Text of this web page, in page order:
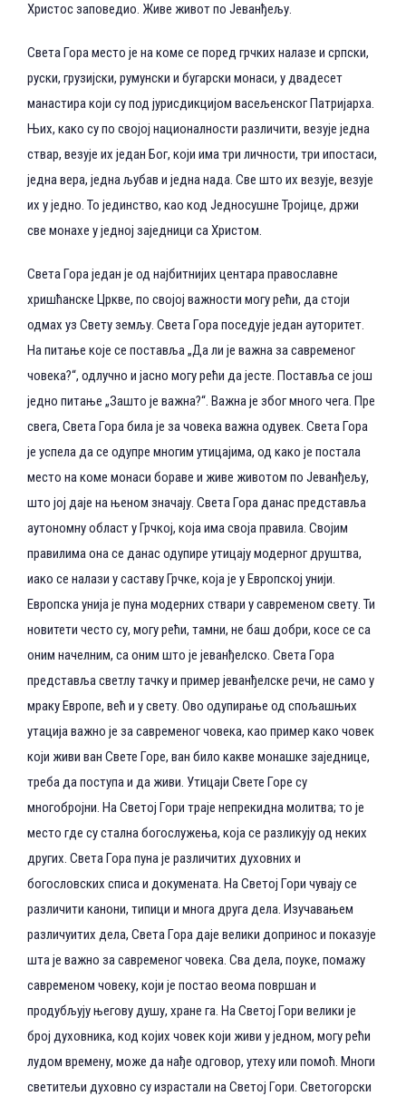
Христос заповедио. Живе живот по Јеванђељу.
Света Гора место је на коме се поред грчких налазе и српски,
руски, грузијски, румунски и бугарски монаси, у двадесет
манастира који су под јурисдикцијом васељенског Патријарха.
Њих, како су по својој националности различити, везује једна
ствар, везује их један Бог, који има три личности, три ипостаси,
једна вера, једна љубав и једна нада. Све што их везује, везује
их у једно. То јединство, као код Једносушне Тројице, држи
све монахе у једној заједници са Христом.
Света Гора један је од најбитнијих центара православне
хришћанске Цркве, по својој важности могу рећи, да стоји
одмах уз Свету земљу. Света Гора поседује један ауторитет.
На питање које се поставља „Да ли је важна за савременог
човека?“, одлучно и јасно могу рећи да јесте. Поставља се још
једно питање „Зашто је важна?“. Важна је због много чега. Пре
свега, Света Гора била је за човека важна одувек. Света Гора
је успела да се одупре многим утицајима, од како је постала
место на коме монаси бораве и живе животом по Јеванђељу,
што јој даје на њеном значају. Света Гора данас представља
аутономну област у Грчкој, која има своја правила. Својим
правилима она се данас одупире утицају модерног друштва,
иако се налази у саставу Грчке, која је у Европској унији.
Европска унија је пуна модерних ствари у савременом свету. Ти
новитети често су, могу рећи, тамни, не баш добри, косе се са
оним начелним, са оним што је јеванђелско. Света Гора
представља светлу тачку и пример јеванђелске речи, не само у
мраку Европе, већ и у свету. Ово одупирање од спољашњих
утација важно је за савременог човека, као пример како човек
који живи ван Свете Горе, ван било какве монашке заједнице,
треба да поступа и да живи. Утицаји Свете Горе су
многобројни. На Светој Гори траје непрекидна молитва; то је
место где су стална богослужења, која се разликују од неких
других. Света Гора пуна је различитих духовних и
богословских списа и докумената. На Светој Гори чувају се
различити канони, типици и многа друга дела. Изучавањем
различуитих дела, Света Гора даје велики допринос и показује
шта је важно за савременог човека. Сва дела, поуке, помажу
савременом човеку, који је постао веома површан и
продубљују његову душу, хране га. На Светој Гори велики је
број духовника, код којих човек који живи у једном, могу рећи
лудом времену, може да нађе одговор, утеху или помоћ. Многи
светитељи духовно су израстали на Светој Гори. Светогорски